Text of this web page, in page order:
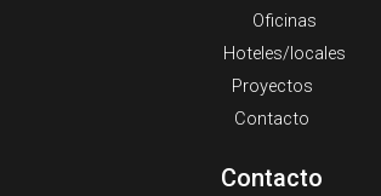
Oficinas
Hoteles/locales
Proyectos
Contacto
Contacto